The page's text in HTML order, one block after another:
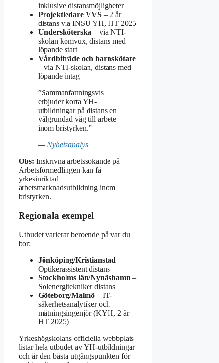
inklusive distansmöjligheter
Projektledare VVS – 2 år
distans via INSU YH, HT 2025
Undersköterska – via NTI-
skolan komvux, distans med
löpande start
Vårdbiträde och barnskötare
– via NTI-skolan, distans med
löpande intag
”Sammanfattningsvis
erbjuder korta YH-
utbildningar på distans en
välgrundad väg till arbete
inom bristyrken.”
— Nyhetsanalys
Obs: Inskrivna arbetssökande på
Arbetsförmedlingen kan få
yrkesinriktad
arbetsmarknadsutbildning inom
bristyrken.
Regionala exempel
Utbudet varierar beroende på var du
bor:
Jönköping/Kristianstad –
Optikerassistent distans
Stockholms län/Nynäshamn –
Solenergitekniker distans
Göteborg/Malmö – IT-
säkerhetsanalytiker och
mätningsingenjör (KYH, 2 år
HT 2025)
Yrkeshögskolans officiella webbplats
listar hela utbudet av YH-utbildningar
och är den bästa utgångspunkten för